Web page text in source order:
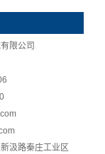
限公司
汲路秦庄工业区